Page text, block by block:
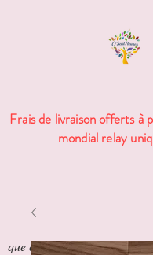
Frais de livraison offerts
mondial relay